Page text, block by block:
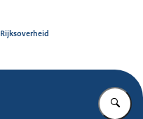
Rijksoverheid